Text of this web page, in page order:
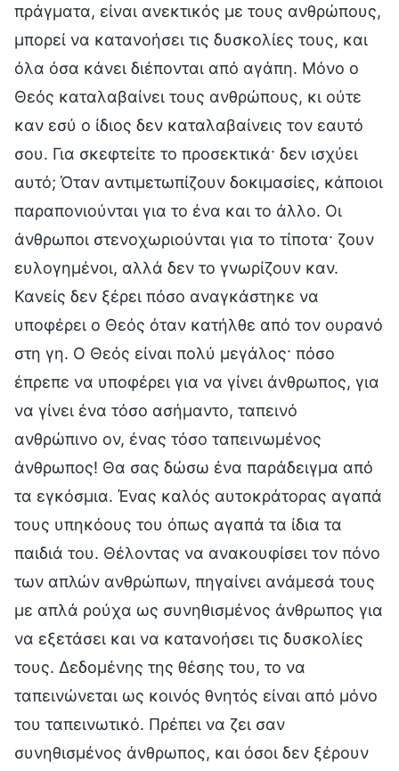
πράγματα, είναι ανεκτικός με τους ανθρώπους,
μπορεί να κατανοήσει τις δυσκολίες τους, και
όλα όσα κάνει διέπονται από αγάπη. Μόνο ο
Θεός καταλαβαίνει τους ανθρώπους, κι ούτε
καν εσύ ο ίδιος δεν καταλαβαίνεις τον εαυτό
σου. Για σκεφτείτε το προσεκτικά· δεν ισχύει
αυτό; Όταν αντιμετωπίζουν δοκιμασίες, κάποιοι
παραπονιούνται για το ένα και το άλλο. Οι
άνθρωποι στενοχωριούνται για το τίποτα· ζουν
ευλογημένοι, αλλά δεν το γνωρίζουν καν.
Κανείς δεν ξέρει πόσο αναγκάστηκε να
υποφέρει ο Θεός όταν κατήλθε από τον ουρανό
στη γη. Ο Θεός είναι πολύ μεγάλος· πόσο
έπρεπε να υποφέρει για να γίνει άνθρωπος, για
να γίνει ένα τόσο ασήμαντο, ταπεινό
ανθρώπινο ον, ένας τόσο ταπεινωμένος
άνθρωπος! Θα σας δώσω ένα παράδειγμα από
τα εγκόσμια. Ένας καλός αυτοκράτορας αγαπά
τους υπηκόους του όπως αγαπά τα ίδια τα
παιδιά του. Θέλοντας να ανακουφίσει τον πόνο
των απλών ανθρώπων, πηγαίνει ανάμεσά τους
με απλά ρούχα ως συνηθισμένος άνθρωπος για
να εξετάσει και να κατανοήσει τις δυσκολίες
τους. Δεδομένης της θέσης του, το να
ταπεινώνεται ως κοινός θνητός είναι από μόνο
του ταπεινωτικό. Πρέπει να ζει σαν
συνηθισμένος άνθρωπος, και όσοι δεν ξέρουν